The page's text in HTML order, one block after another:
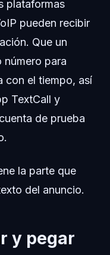
plataformas
pueden recibir
Que un
para
con el tiempo, así
TextCall y
de prueba
la parte que
del anuncio.
y pegar